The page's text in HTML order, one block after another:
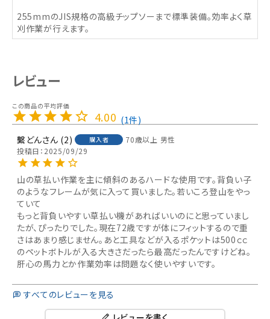
255mmのJIS規格の高級チップソーまで標準装備。効率よく草
刈作業が行えます。
レビュー
4.00
1
繫どん
2 購入者 70歳以上 男性
投稿日 2025/09/29
山の草払い作業を主に傾斜のあるハードな使用です。背負い子
のようなフレームが気に入って買いました。若いころ登山をやっ
ていて
もっと背負いやすい草払い機があればいいのにと思っていまし
たが、ぴったりでした。現在72歳ですが体にフィットするので重
さはあまり感じません。あと工具などが入るポケットは500ｃｃ
のペットボトルが入る大きさだったら最高だったんですけどね。
肝心の馬力とか作業効率は問題なく使いやすいです。
すべてのレビューを見る